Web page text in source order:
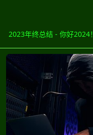
2023年终总结 - 你好2024！
WEB和服务器安全漏洞